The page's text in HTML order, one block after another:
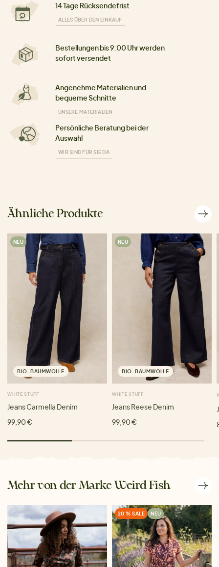
14 Tage Rücksendefrist
ALLES ÜBER DEN EINKAUF
Bestellungen bis 9:00 Uhr werden
sofort versendet
Angenehme Materialien und
bequeme Schnitte
UNSERE MATERIALIEN
Persönliche Beratung bei der
Auswahl
WIR SIND FÜR SIE DA
Ähnliche Produkte
NEU
BIO-BAUMWOLLE
WHITE STUFF
Jeans Carmella Denim
99,90 €
NEU
BIO-BAUMWOLLE
WHITE STUFF
Jeans Reese Denim
99,90 €
Mehr von der Marke Weird Fish
20 % SALE NEU